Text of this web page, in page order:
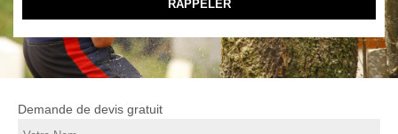
Demande de devis gratuit